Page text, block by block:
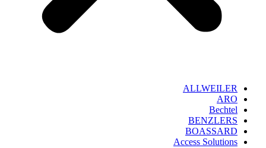
ALLWEILER
ARO
Bechtel
BENZLERS
BOASSARD
Access Solutions